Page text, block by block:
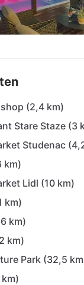
(2,4 km)
Stare Staze (3
Studenac
km)
Lidl (10 km)
km)
km)
km)
Park (32,5